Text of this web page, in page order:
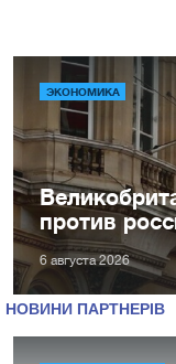
ЭКОНОМИКА
против
6 августа 2026